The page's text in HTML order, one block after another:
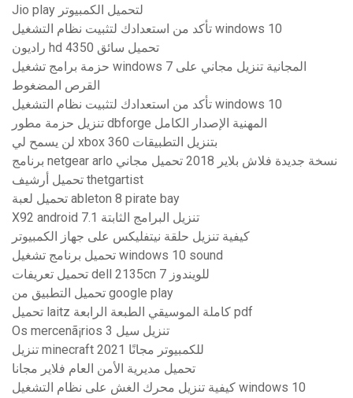
Jio play لتحميل الكمبيوتر
تأكد من استعدادك لتثبيت نظام التشغيل windows 10
راديون hd 4350 تحميل سائق
حزمة برامج تشغيل windows 7 المجانية تنزيل مجاني على
القرص المضغوط
تأكد من استعدادك لتثبيت نظام التشغيل windows 10
تنزيل حزمة مطور dbforge المهنية الإصدار الكامل
لن يسمح لي xbox 360 بتنزيل التطبيقات
برنامج netgear arlo نسخة جديدة فلاش بلاير 2018 تحميل مجاني
تحميل أرشيف thetgartist
تحميل لعبة ableton 8 pirate bay
X92 android 7.1 تنزيل البرامج الثابتة
كيفية تنزيل حلقة نيتفليكس على جهاز الكمبيوتر
تحميل برنامج تشغيل windows 10 sound
تحميل تعريفات dell 2135cn للويندوز 7
تحميل التطبيق من google play
تحميل laitz كاملة الموسيقي الطبعة الرابعة pdf
Os mercenã¡rios 3 تنزيل سيل
تنزيل minecraft للكمبيوتر مجانًا 2021
تحميل مديرية الأمن العام فلاير مجانا
كيفية تنزيل محرك الغش على نظام التشغيل windows 10